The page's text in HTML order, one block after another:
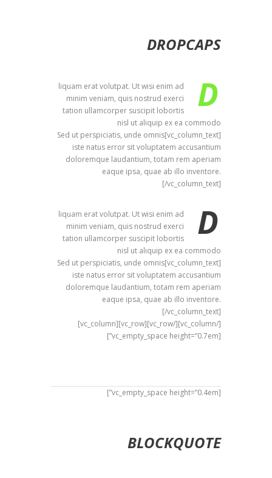
DROPCAPS
D
liquam erat volutpat. Ut wisi enim ad
minim veniam, quis nostrud exerci
tation ullamcorper suscipit lobortis
nisl ut aliquip ex ea commodo
[vc_column_text]Sed ut perspiciatis, unde omnis
iste natus error sit voluptatem accusantium
doloremque laudantium, totam rem aperiam
eaque ipsa, quae ab illo inventore.
[/vc_column_text]
D
liquam erat volutpat. Ut wisi enim ad
minim veniam, quis nostrud exerci
tation ullamcorper suscipit lobortis
nisl ut aliquip ex ea commodo
[vc_column_text]Sed ut perspiciatis, unde omnis
iste natus error sit voluptatem accusantium
doloremque laudantium, totam rem aperiam
eaque ipsa, quae ab illo inventore.
[/vc_column_text]
[/vc_column][/vc_row][vc_row][vc_column]
[vc_empty_space height=”0.7em”]
[vc_empty_space height=”0.4em”]
BLOCKQUOTE